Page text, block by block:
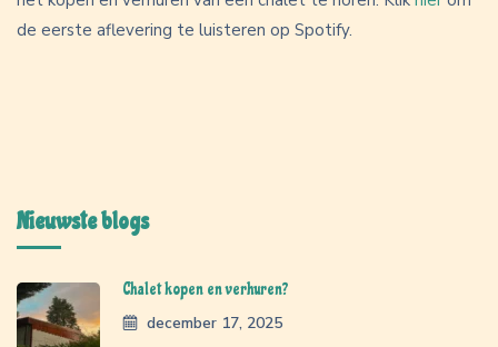
de eerste aflevering te luisteren op Spotify.
Nieuwste blogs
Chalet kopen en verhuren?
december 17, 2025